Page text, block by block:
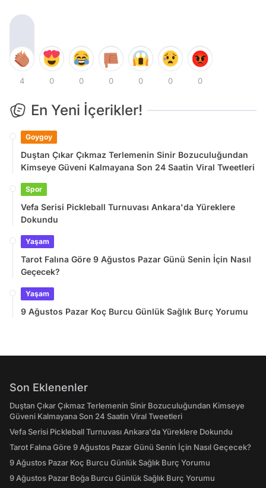
4 0 0 0 0 0 0
En Yeni İçerikler!
Goygoy
Duştan Çıkar Çıkmaz Terlemenin Sinir Bozuculuğundan
Kimseye Güveni Kalmayana Son 24 Saatin Viral Tweetleri
Spor
Vefa Serisi Pickleball Turnuvası Ankara'da Yüreklere
Dokundu
Yaşam
Tarot Falına Göre 9 Ağustos Pazar Günü Senin İçin Nasıl
Geçecek?
Yaşam
9 Ağustos Pazar Koç Burcu Günlük Sağlık Burç Yorumu
Son Eklenenler
Duştan Çıkar Çıkmaz Terlemenin Sinir Bozuculuğundan Kimseye
Güveni Kalmayana Son 24 Saatin Viral Tweetleri
Vefa Serisi Pickleball Turnuvası Ankara'da Yüreklere Dokundu
Tarot Falına Göre 9 Ağustos Pazar Günü Senin İçin Nasıl Geçecek?
9 Ağustos Pazar Koç Burcu Günlük Sağlık Burç Yorumu
9 Ağustos Pazar Boğa Burcu Günlük Sağlık Burç Yorumu